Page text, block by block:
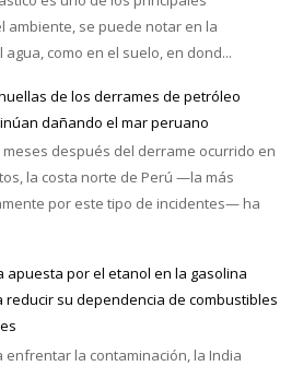
ambiente, se puede notar en la
como en el suelo, en dond...
de los derrames de petróleo
dañando el mar peruano
meses después del derrame ocurrido en
la costa norte de Perú —la más
por este tipo de incidentes— ha
apuesta por el etanol en la gasolina
reducir su dependencia de combustibles
enfrentar la contaminación, la India